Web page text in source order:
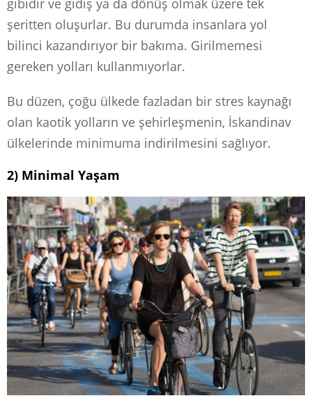
gibidir ve gidiş ya da dönüş olmak üzere tek
şeritten oluşurlar. Bu durumda insanlara yol
bilinci kazandırıyor bir bakıma. Girilmemesi
gereken yolları kullanmıyorlar.
Bu düzen, çoğu ülkede fazladan bir stres kaynağı
olan kaotik yolların ve şehirleşmenin, İskandinav
ülkelerinde minimuma indirilmesini sağlıyor.
2) Minimal Yaşam